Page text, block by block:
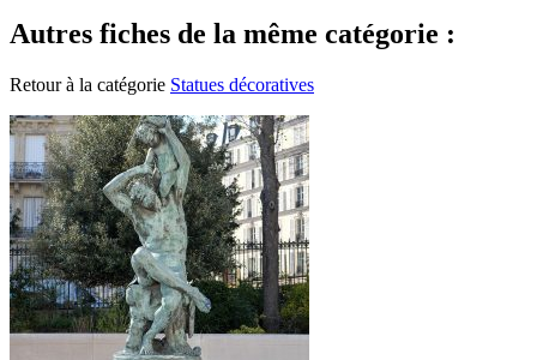
Autres fiches de la même catégorie :
Retour à la catégorie Statues décoratives